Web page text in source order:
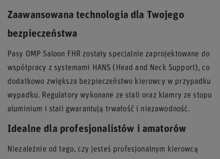
Zaawansowana technologia dla Twojego
bezpieczeństwa
Pasy OMP Saloon FHR zostały specjalnie zaprojektowane do
współpracy z systemami HANS (Head and Neck Support), co
dodatkowo zwiększa bezpieczeństwo kierowcy w przypadku
wypadku. Regulatory wykonane ze stali oraz klamry ze stopu
aluminium i stali gwarantują trwałość i niezawodność.
Idealne dla profesjonalistów i amatorów
Niezależnie od tego, czy jesteś profesjonalnym kierowcą